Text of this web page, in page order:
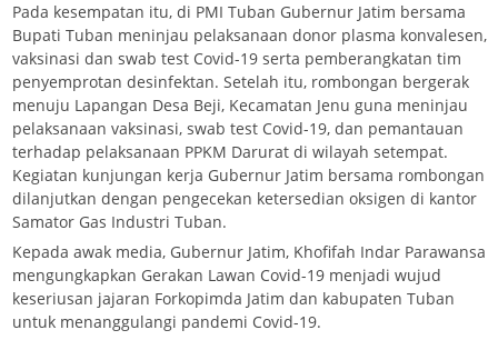
Pada kesempatan itu, di PMI Tuban Gubernur Jatim bersama
Bupati Tuban meninjau pelaksanaan donor plasma konvalesen,
vaksinasi dan swab test Covid-19 serta pemberangkatan tim
penyemprotan desinfektan. Setelah itu, rombongan bergerak
menuju Lapangan Desa Beji, Kecamatan Jenu guna meninjau
pelaksanaan vaksinasi, swab test Covid-19, dan pemantauan
terhadap pelaksanaan PPKM Darurat di wilayah setempat.
Kegiatan kunjungan kerja Gubernur Jatim bersama rombongan
dilanjutkan dengan pengecekan ketersedian oksigen di kantor
Samator Gas Industri Tuban.
Kepada awak media, Gubernur Jatim, Khofifah Indar Parawansa
mengungkapkan Gerakan Lawan Covid-19 menjadi wujud
keseriusan jajaran Forkopimda Jatim dan kabupaten Tuban
untuk menanggulangi pandemi Covid-19.